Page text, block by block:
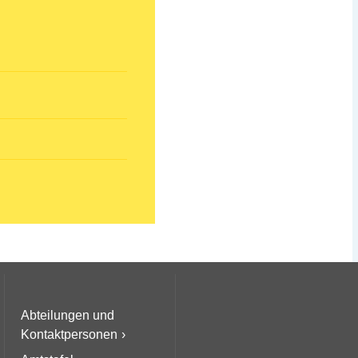
Abteilungen und
Kontaktpersonen